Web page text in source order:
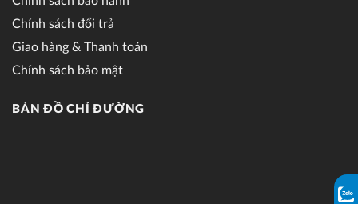
Chính sách đổi trả
Giao hàng & Thanh toán
Chính sách bảo mật
BẢN ĐỒ CHỈ ĐƯỜNG